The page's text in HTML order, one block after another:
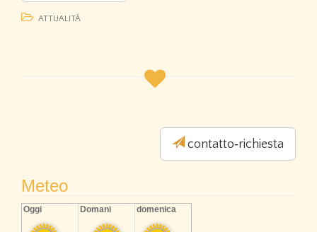
ATTUALITÁ
contatto­‐richiesta
Meteo
Oggi Domani domenica